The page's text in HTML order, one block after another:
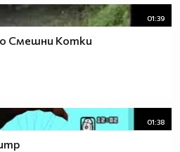
01:39
Смешни Котки
01:38